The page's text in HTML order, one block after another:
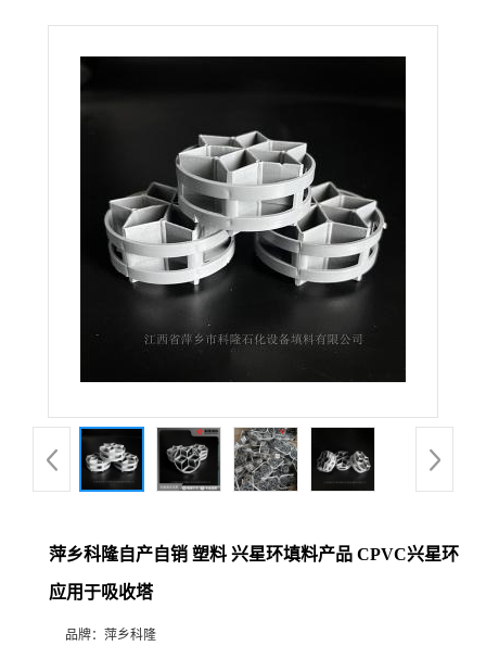
产
品
厅
萍乡科隆自产自销 塑料 兴星环填料产品 CPVC兴星环
应用于吸收塔
品牌： 萍乡科隆